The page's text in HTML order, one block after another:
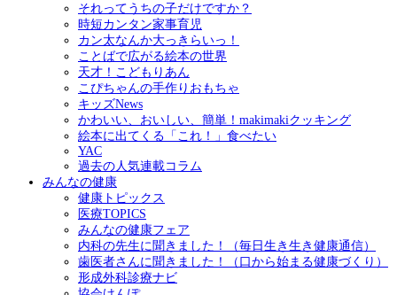
それってうちの子だけですか？
時短カンタン家事育児
カン太なんか大っきらいっ！
ことばで広がる絵本の世界
天才！こどもりあん
こぴちゃんの手作りおもちゃ
キッズNews
かわいい、おいしい、簡単！makimakiクッキング
絵本に出てくる「これ！」食べたい
YAC
過去の人気連載コラム
みんなの健康
健康トピックス
医療TOPICS
みんなの健康フェア
内科の先生に聞きました！（毎日生き生き健康通信）
歯医者さんに聞きました！（口から始まる健康づくり）
形成外科診療ナビ